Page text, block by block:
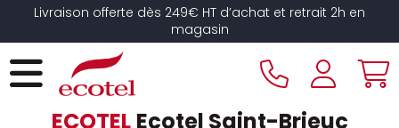
Livraison offerte dès 249€ HT d’achat et retrait 2h en
magasin
ECOTEL Ecotel Saint-Brieuc
Panneau de gestion des cookies